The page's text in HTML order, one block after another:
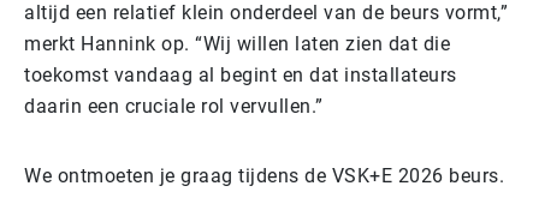
altijd een relatief klein onderdeel van de beurs vormt,”
merkt Hannink op. “Wij willen laten zien dat die
toekomst vandaag al begint en dat installateurs
daarin een cruciale rol vervullen.”
We ontmoeten je graag tijdens de VSK+E 2026 beurs.